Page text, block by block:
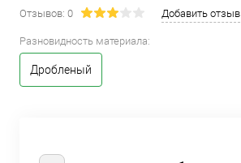
Отзывов: 0 Добавить отзыв
Разновидность материала:
Дробленый